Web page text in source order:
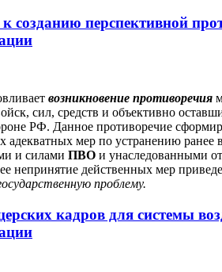
созданию перспективной
возникновение противоречия
сил, средств и объективно
РФ. Данное противоречие
адекватных мер по устранению ранее
и силами ПВО и унаследованными
непринятие действенных мер
проблему.
кадров для системы